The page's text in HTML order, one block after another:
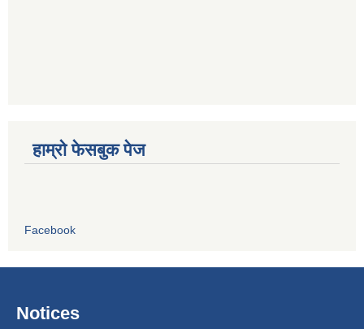
हाम्रो फेसबुक पेज
Facebook
Notices